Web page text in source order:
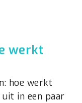
werkt
hoe werkt
in een paar